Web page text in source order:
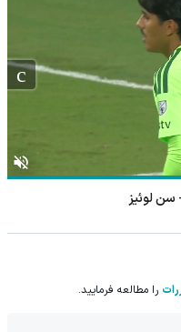
سن لوئیز
را مطالعه فرمایید.